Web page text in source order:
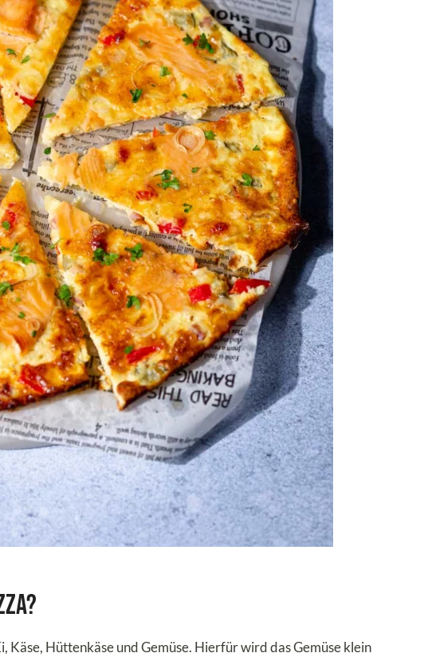
Käse, Hüttenkäse und Gemüse. Hierfür wird das Gemüse klein